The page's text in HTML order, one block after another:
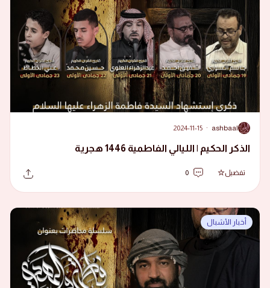
A
ashbaal
·
2024-11-15
الذكر الحكيم | الليالي الفاطمية 1446 هجرية
تفضيل 0
أخبار الأشبال